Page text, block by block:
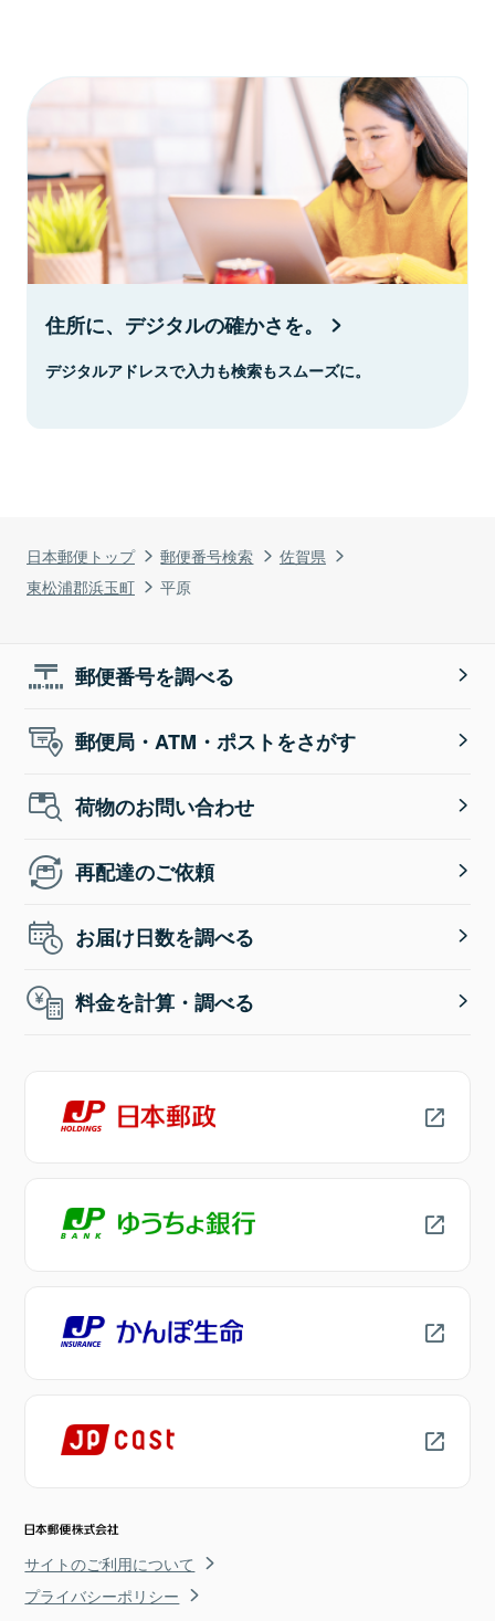
日本郵便トップ 郵便番号検索
佐賀県
東松浦郡浜玉町
平原
住所に、デジタルの確かさを。
デジタルアドレスで入力も検索もスムーズに。
郵便番号を調べる
郵便局・ATM・ポストをさがす
荷物のお問い合わせ
再配達のご依頼
お届け日数を調べる
料金を計算・調べる
サイトのご利用について
プライバシーポリシー